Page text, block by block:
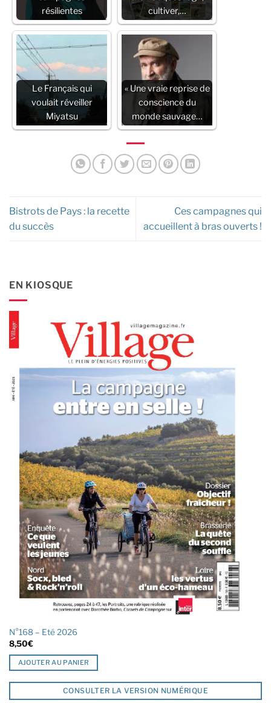
résilientes
cultiver,…
Le Français qui
voulait réveiller
Miyatsu
« Une vraie reprise de
conscience du
monde sauvage…
Bistrots de Pays : la recette
du succès
Ces campagnes qui
accueillent à bras ouverts !
EN KIOSQUE
N°168 – Eté 2026
8,50€
AJOUTER AU PANIER
CONSULTER LA VERSION NUMÉRIQUE